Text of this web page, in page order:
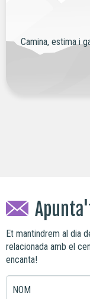
Camina, estima i
Et mantindrem al dia
relacionada amb el
encanta!
NOM